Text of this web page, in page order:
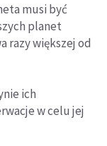
musi być
planet
razy większej od
ich
w celu jej